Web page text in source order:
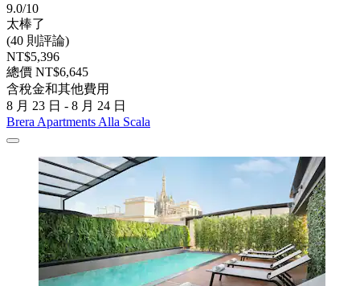
9.0/10
太棒了
(40 則評論)
NT$5,396
總價 NT$6,645
含稅金和其他費用
8 月 23 日 - 8 月 24 日
Brera Apartments Alla Scala